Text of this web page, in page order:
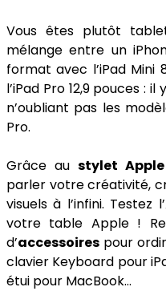
Vous êtes plutôt
mélange entre un
format avec l’iPad Mini
l’iPad Pro 12,9 pouces :
n’oubliant pas les
Pro.
Grâce au stylet
parler votre créativité,
visuels à l’infini. Testez
votre table Apple !
d’accessoires pour
clavier Keyboard pour
étui pour MacBook…